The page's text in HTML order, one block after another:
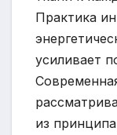
Практика
усиливает
из